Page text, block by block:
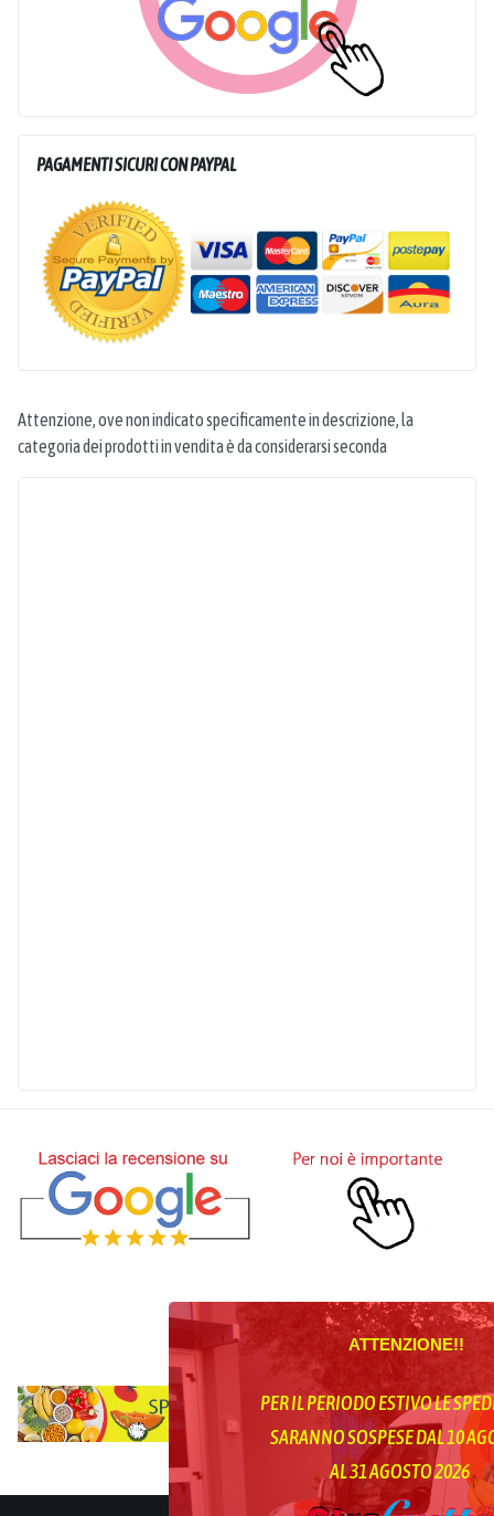
ATTENZIONE!!
PER IL PERIODO ESTIVO LE
SARANNO SOSPESE DAL 10
AL 31 AGOSTO 2026
PAGAMENTI SICURI CON PAYPAL
Attenzione, ove non indicato specificamente in descrizione, la
categoria dei prodotti in vendita è da considerarsi seconda